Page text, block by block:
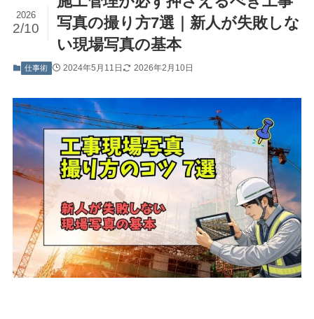
写真の撮り方7選｜新人が失敗しな
い現場写真の基本
2026
2/10
仕事術 2024年5月11日 2026年2月10日